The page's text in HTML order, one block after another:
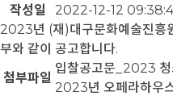
작성일
2022-12-12
2023년 (재)대구문화예술진흥
부와 같이 공고합니다.
첨부파일
입찰공고문_2023
2023년 오페라하우